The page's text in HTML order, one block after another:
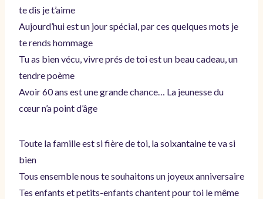
te dis je t’aime
Aujourd’hui est un jour spécial, par ces quelques mots je
te rends hommage
Tu as bien vécu, vivre prés de toi est un beau cadeau, un
tendre poème
Avoir 60 ans est une grande chance… La jeunesse du
cœur n’a point d’âge
Toute la famille est si fière de toi, la soixantaine te va si
bien
Tous ensemble nous te souhaitons un joyeux anniversaire
Tes enfants et petits-enfants chantent pour toi le même